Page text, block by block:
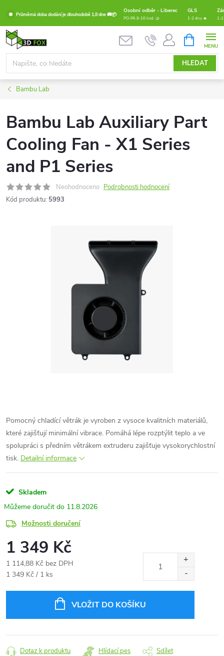
obsah
Průměrná doba dodání je dlouhodobě 1,8 dne 🚚📦
Osobní odběr - Liberec GLS
PO-PÁ 8-16 hod. 🤝 1-2 dny 🔥 1-
HLEDAT
NÁKUPNÍ
KOŠÍK
Bambu Lab
Bambu Lab Auxiliary Part
Cooling Fan - X1 Series
and P1 Series
Neohodnoceno Podrobnosti hodnocení
Kód produktu: 5993
Pomocný chladící větrák je vyroben z vysoce kvalitních materiálů,
které zajišťují minimální vibrace. Pomáhá lépe rozptýlit teplo a ve
spolupráci s předním větrákem extruderu zajišťuje vysokorychlostní
tisk. Detailní informace
Skladem
11.8.2026
Možnosti doručení
1 349 Kč
1 114,88 Kč bez DPH
Měrná
1 349 Kč / 1 ks
VLOŽIT DO KOŠÍKU
Dotaz k produktu Hlídací pes Sdílet